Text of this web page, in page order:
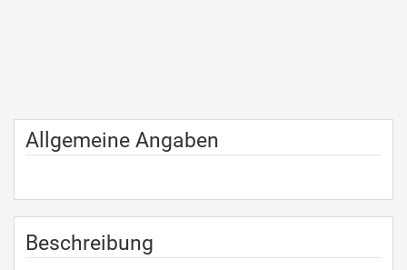
Allgemeine Angaben
Beschreibung